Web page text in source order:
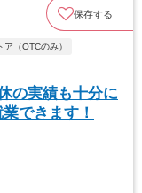
保存する
ア（OTCのみ）
の実績も十分に
できます！